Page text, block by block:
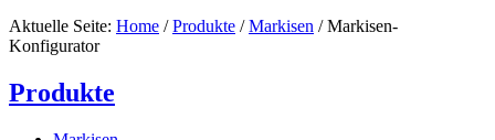
Aktuelle Seite: Home /Produkte /Markisen /Markisen-
Konfigurator
Produkte